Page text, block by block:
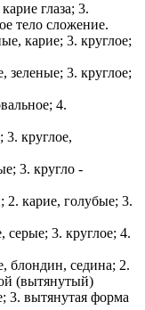
глаза; 3.
тело сложение.
карие; 3. круглое;
зеленые; 3. круглое;
4.
круглое,
3. кругло -
2. карие, голубые; 3.
3. круглое; 4.
блондин, седина; 2.
(вытянутый)
3. вытянутая форма